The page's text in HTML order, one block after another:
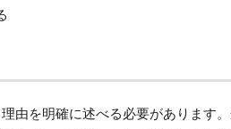
由を明確に述べる必要があります